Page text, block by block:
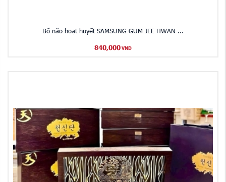
Bổ não hoạt huyết SAMSUNG GUM JEE HWAN ...
840,000 VND